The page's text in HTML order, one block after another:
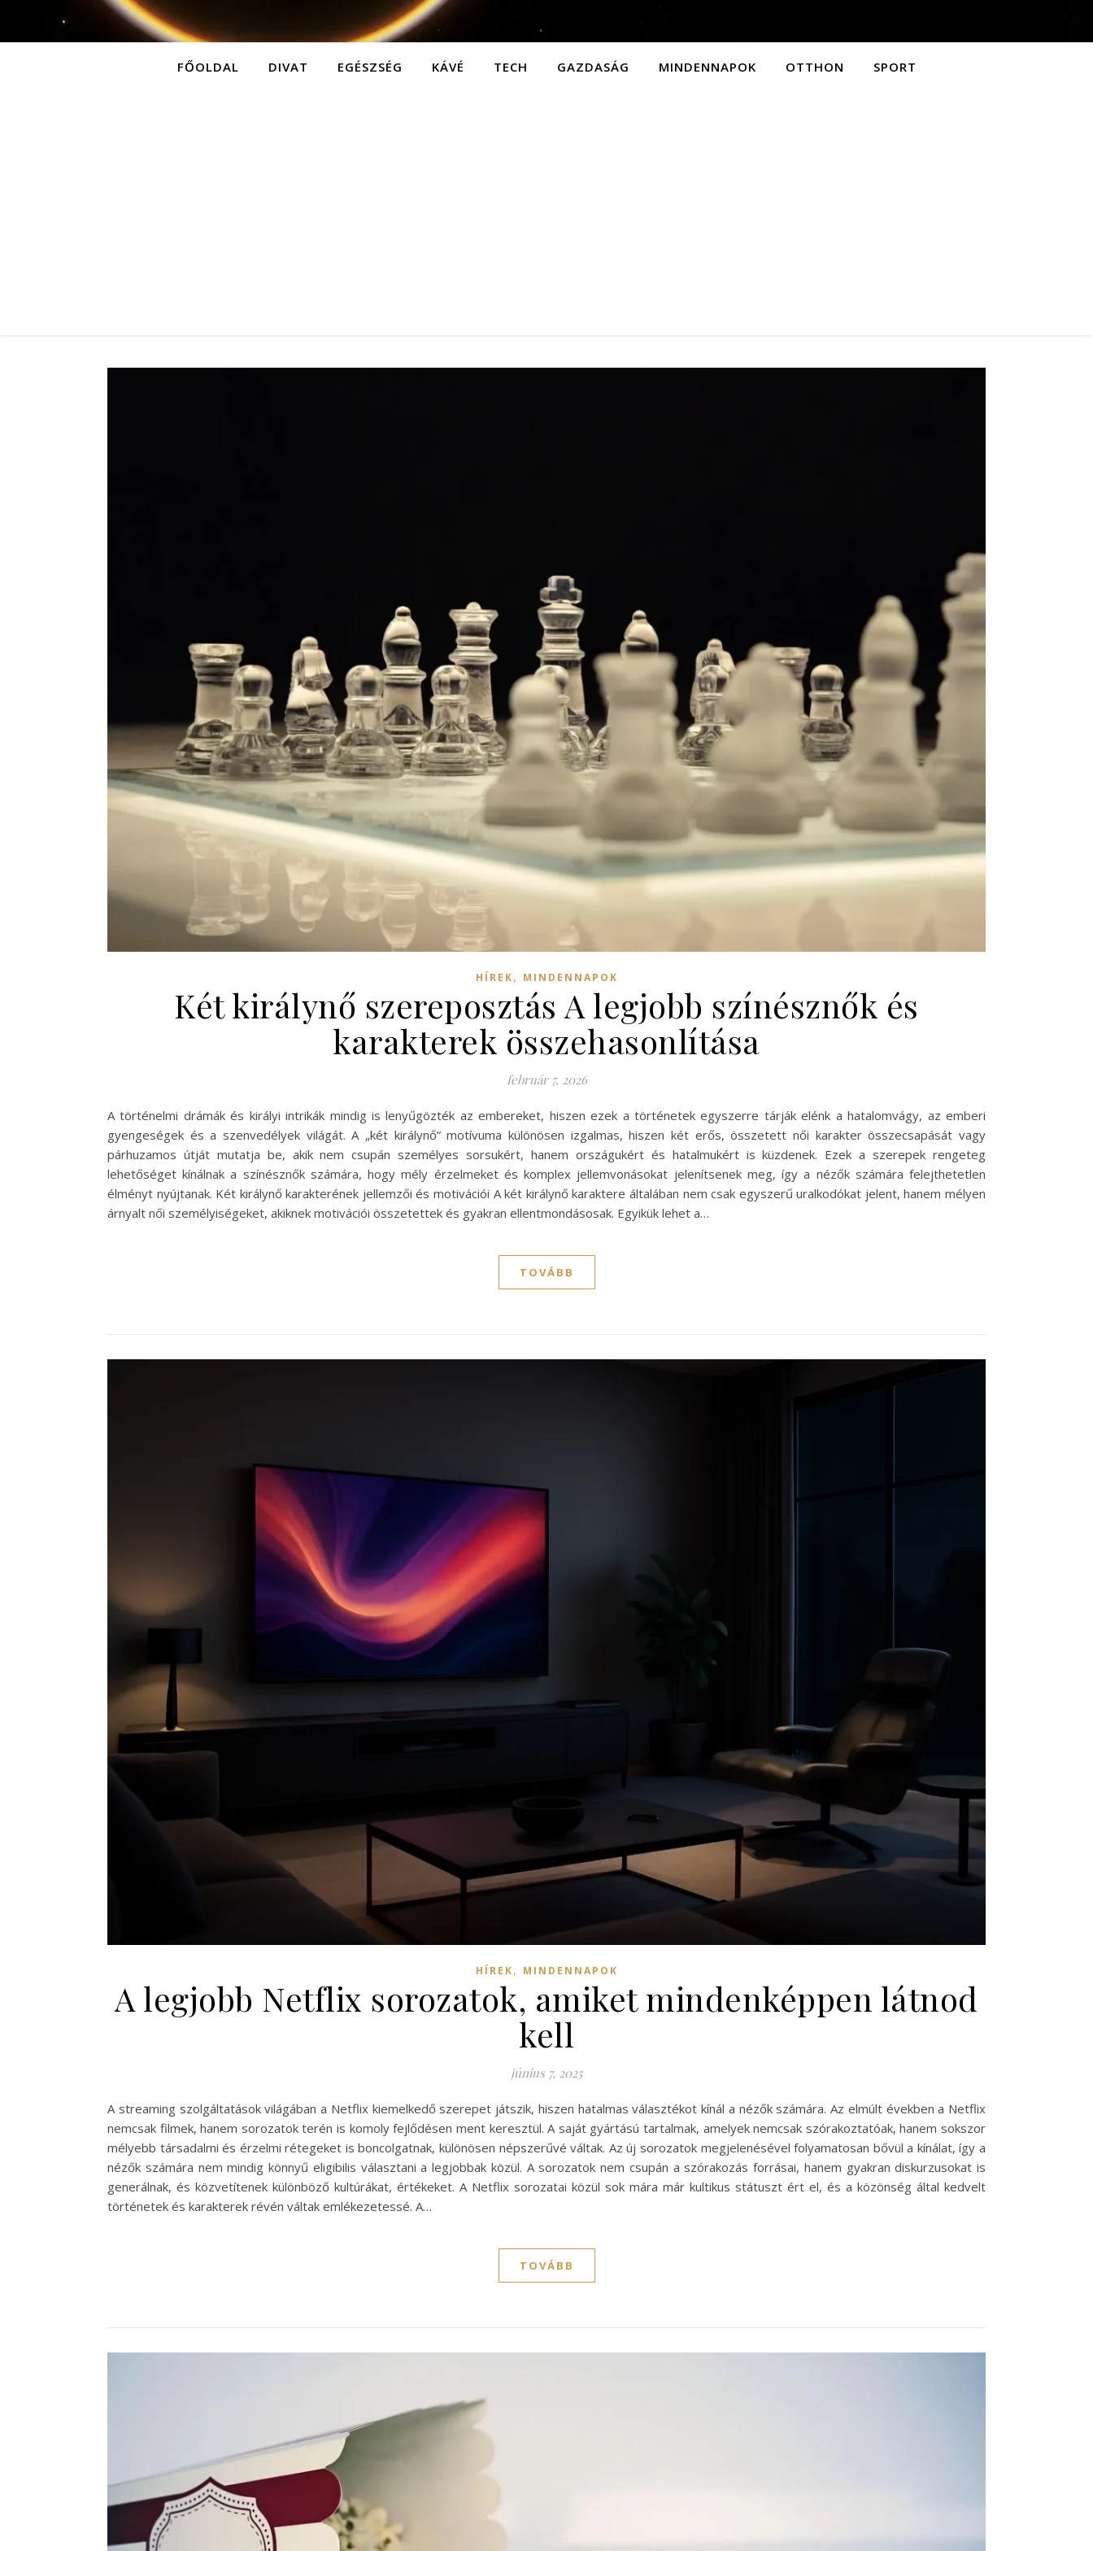
FŐOLDAL DIVAT EGÉSZSÉG KÁVÉ TECH GAZDASÁG MINDENNAPOK OTTHON SPORT
HÍREK, MINDENNAPOK
Két királynő szereposztás A legjobb színésznők és
karakterek összehasonlítása
február 7, 2026
A történelmi drámák és királyi intrikák mindig is lenyűgözték az embereket, hiszen ezek a történetek egyszerre tárják elénk a hatalomvágy, az emberi
gyengeségek és a szenvedélyek világát. A „két királynő” motívuma különösen izgalmas, hiszen két erős, összetett női karakter összecsapását vagy
párhuzamos útját mutatja be, akik nem csupán személyes sorsukért, hanem országukért és hatalmukért is küzdenek. Ezek a szerepek rengeteg
lehetőséget kínálnak a színésznők számára, hogy mély érzelmeket és komplex jellemvonásokat jelenítsenek meg, így a nézők számára felejthetetlen
élményt nyújtanak. Két királynő karakterének jellemzői és motivációi A két királynő karaktere általában nem csak egyszerű uralkodókat jelent, hanem mélyen
árnyalt női személyiségeket, akiknek motivációi összetettek és gyakran ellentmondásosak. Egyikük lehet a…
TOVÁBB
HÍREK, MINDENNAPOK
A legjobb Netflix sorozatok, amiket mindenképpen látnod
kell
június 7, 2025
A streaming szolgáltatások világában a Netflix kiemelkedő szerepet játszik, hiszen hatalmas választékot kínál a nézők számára. Az elmúlt években a Netflix
nemcsak filmek, hanem sorozatok terén is komoly fejlődésen ment keresztül. A saját gyártású tartalmak, amelyek nemcsak szórakoztatóak, hanem sokszor
mélyebb társadalmi és érzelmi rétegeket is boncolgatnak, különösen népszerűvé váltak. Az új sorozatok megjelenésével folyamatosan bővül a kínálat, így a
nézők számára nem mindig könnyű eligibilis választani a legjobbak közül. A sorozatok nem csupán a szórakozás forrásai, hanem gyakran diskurzusokat is
generálnak, és közvetítenek különböző kultúrákat, értékeket. A Netflix sorozatai közül sok mára már kultikus státuszt ért el, és a közönség által kedvelt
történetek és karakterek révén váltak emlékezetessé. A…
TOVÁBB